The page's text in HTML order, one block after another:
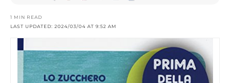
LAST UPDATED: 2024/03/04 AT 9:52 AM
1 MIN READ